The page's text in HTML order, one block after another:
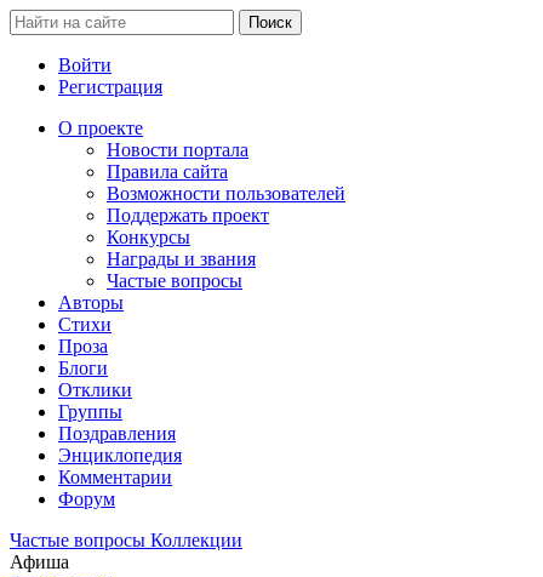
Войти
Регистрация
О проекте
Новости портала
Правила сайта
Возможности пользователей
Поддержать проект
Конкурсы
Награды и звания
Частые вопросы
Авторы
Стихи
Проза
Блоги
Отклики
Группы
Поздравления
Энциклопедия
Комментарии
Форум
Частые вопросы Коллекции
Афиша